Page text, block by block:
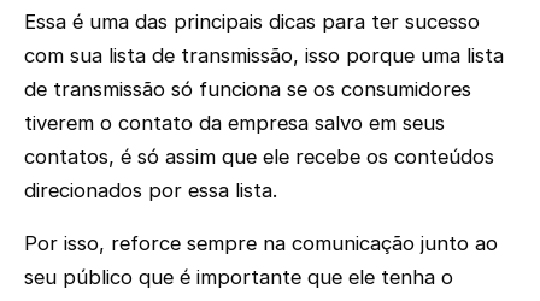
Essa é uma das principais dicas para ter sucesso
com sua lista de transmissão, isso porque uma lista
de transmissão só funciona se os consumidores
tiverem o contato da empresa salvo em seus
contatos, é só assim que ele recebe os conteúdos
direcionados por essa lista.
Por isso, reforce sempre na comunicação junto ao
seu público que é importante que ele tenha o